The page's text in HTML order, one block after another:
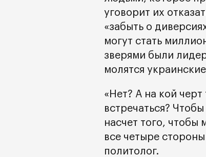
уговорит их
«забыть о
могут стать
зверями были
молятся
«Нет? А на кой
встречаться?
насчет того, чтобы
все четыре
политолог.